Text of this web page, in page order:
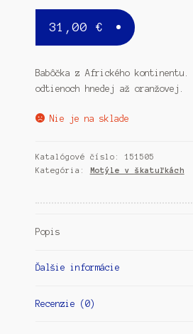
31,00 €
Babôčka z Afrického
odtienoch hnedej až oranžovej.
Nie je na sklade
Katalógové číslo:151505
Kategória: Motýle v škatuľkách
Popis
Ďalšie informácie
Recenzie (0)